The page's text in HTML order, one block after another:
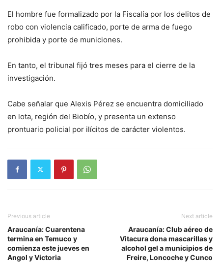
El hombre fue formalizado por la Fiscalía por los delitos de
robo con violencia calificado, porte de arma de fuego
prohibida y porte de municiones.
En tanto, el tribunal fijó tres meses para el cierre de la
investigación.
Cabe señalar que Alexis Pérez se encuentra domiciliado
en lota, región del Biobío, y presenta un extenso
prontuario policial por ilícitos de carácter violentos.
Previous article
Araucanía: Cuarentena
termina en Temuco y
comienza este jueves en
Angol y Victoria
Next article
Araucanía: Club aéreo de
Vitacura dona mascarillas y
alcohol gel a municipios de
Freire, Loncoche y Cunco